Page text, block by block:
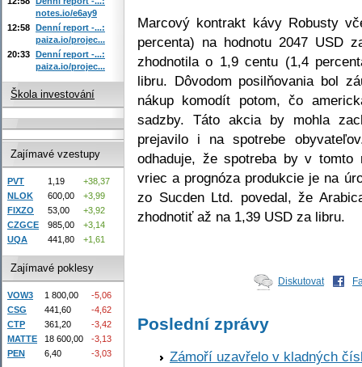
Marcový kontrakt kávy Robusty
percenta) na hodnotu 2047 USD
zhodnotila o 1,9 centu (1,4
libru. Dôvodom posilňovania bol
nákup komodít potom, čo
sadzby. Táto akcia by mohla
prejavilo i na spotrebe
odhaduje, že spotreba by v tomto
vriec a prognóza produkcie je na
zo Sucden Ltd. povedal, že
zhodnotiť až na 1,39 USD za libru.
Diskutovat
Poslední zprávy
Zámoří uzavřelo v kladných
notes.io/e6ay9
12:58 Denní report -...:
paiza.io/projec...
20:33 Denní report -...:
paiza.io/projec...
Škola investování
Zajímavé vzestupy
PVT 1,19
+38,37
NLOK
600,00
+3,99
FIXZO
53,00
+3,92
CZGCE
985,00
+3,14
UQA
441,80 +1,61
Zajímavé poklesy
VOW3 1 800,00
-5,06
CSG
441,60
-4,62
CTP
361,20
-3,42
MATTE
18 600,00
-3,13
PEN
6,40 -3,03